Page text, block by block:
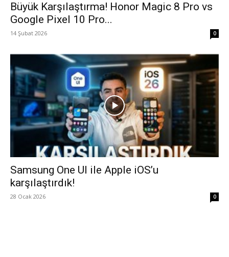
Büyük Karşılaştırma! Honor Magic 8 Pro vs
Google Pixel 10 Pro...
14 Şubat 2026 0
Samsung One UI ile Apple iOS’u
karşılaştırdık!
28 Ocak 2026 0